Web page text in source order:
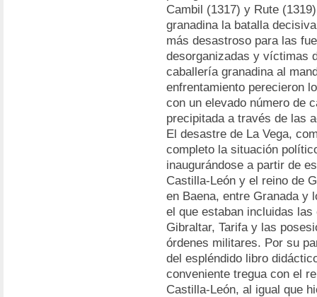
Cambil (1317) y Rute
granadina la batalla
más desastroso para las
desorganizadas y víctimas
caballería granadina al
enfrentamiento perecieron
con un elevado número de
precipitada a través de las
El desastre de La Vega,
completo la situación
inaugurándose a partir de
Castilla-León y el reino de
en Baena, entre Granada y
el que estaban incluidas
Gibraltar, Tarifa y las
órdenes militares. Por su
del espléndido libro
conveniente tregua con el
Castilla-León, al igual que